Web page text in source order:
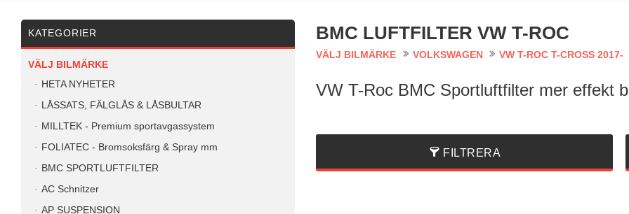
BMC LUFTFILTER VW T-ROC
VÄLJ BILMÄRKE VOLKSWAGEN VW T-ROC T-CROSS 2017-
VW T-Roc BMC Sportluftfilter mer effekt
FILTRERA
KATEGORIER
VÄLJ BILMÄRKE
HETA NYHETER
LÅSSATS, FÄLGLÅS & LÅSBULTAR
MILLTEK - Premium sportavgassystem
FOLIATEC - Bromsoksfärg & Spray mm
BMC SPORTLUFTFILTER
AC Schnitzer
AP SUSPENSION